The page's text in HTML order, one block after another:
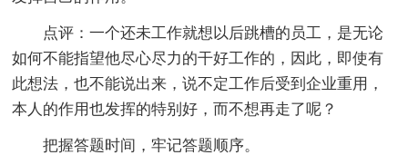
点评：一个还未工作就想以后跳槽的员工，是无论
如何不能指望他尽心尽力的干好工作的，因此，即使有
此想法，也不能说出来，说不定工作后受到企业重用，
本人的作用也发挥的特别好，而不想再走了呢？
把握答题时间，牢记答题顺序。